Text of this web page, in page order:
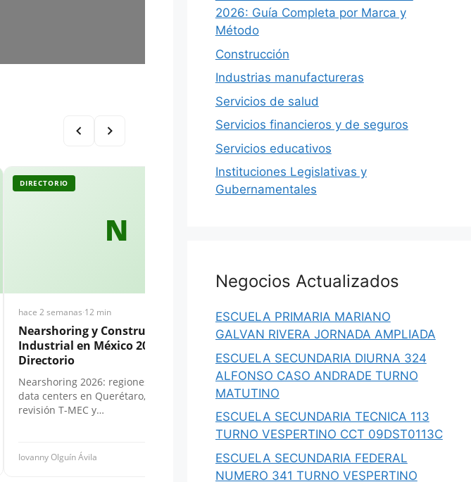
N
DIRECTORIO
hace 2 semanas·12 min
Nearshoring y Construcción
Industrial en México 2026: Guía y
Directorio
Nearshoring 2026: regiones ganadoras,
data centers en Querétaro, FIBRAs,
revisión T-MEC y…
Iovanny Olguín Ávila
DIRECTORIO
hace 2 semanas· 12 min
SEDENA 2026: Estructura,
Plan DN-III-E
SEDENA 2026: la Guardia Nacional se
integra como Comandancia (DOF 22-jun),
presupuesto…
Iovanny Olguín Ávila
2026: Guía Completa por Marca y
Método
Construcción
Industrias manufactureras
Servicios de salud
Servicios financieros y de seguros
Servicios educativos
Instituciones Legislativas y
Gubernamentales
Negocios Actualizados
ESCUELA PRIMARIA MARIANO
GALVAN RIVERA JORNADA AMPLIADA
ESCUELA SECUNDARIA DIURNA 324
ALFONSO CASO ANDRADE TURNO
MATUTINO
ESCUELA SECUNDARIA TECNICA 113
TURNO VESPERTINO CCT 09DST0113C
ESCUELA SECUNDARIA FEDERAL
NUMERO 341 TURNO VESPERTINO